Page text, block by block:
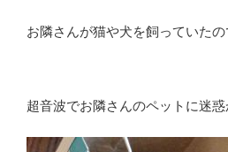
お隣さんが猫や犬を飼っていたの
超音波でお隣さんのペットに迷惑